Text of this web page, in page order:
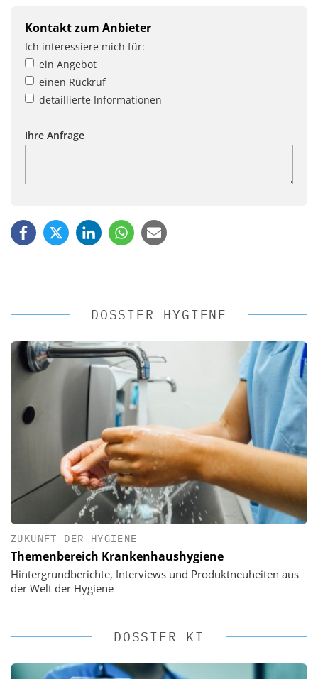
Kontakt zum Anbieter
Ich interessiere mich für:
ein Angebot
einen Rückruf
detaillierte Informationen
Ihre Anfrage
DOSSIER HYGIENE
ZUKUNFT DER HYGIENE
Themenbereich Krankenhaushygiene
Hintergrundberichte, Interviews und Produktneuheiten aus
der Welt der Hygiene
DOSSIER KI